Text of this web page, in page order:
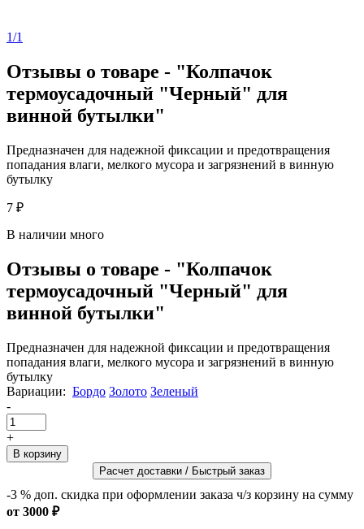
1/1
Отзывы о товаре - "Колпачок
термоусадочный "Черный" для
винной бутылки"
Предназначен для надежной фиксации и предотвращения
попадания влаги, мелкого мусора и загрязнений в винную
бутылку
7 ₽
В наличии много
Отзывы о товаре - "Колпачок
термоусадочный "Черный" для
винной бутылки"
Предназначен для надежной фиксации и предотвращения
попадания влаги, мелкого мусора и загрязнений в винную
бутылку
Вариации: Бордо Золото Зеленый
-
+
Расчет доставки / Быстрый заказ
-3 % доп. скидка при оформлении заказа ч/з корзину на сумму
от 3000 ₽